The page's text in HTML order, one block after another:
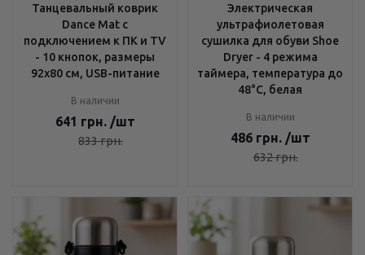
Танцевальный коврик
Dance Mat с
подключением к ПК и TV
- 10 кнопок, размеры
92х80 см, USB-питание
В наличии
641 грн. /шт
833грн.
Электрическая
ультрафиолетовая
сушилка для обуви Shoe
Dryer - 4 режима
таймера, температура до
48°C, белая
В наличии
486 грн. /шт
632грн.